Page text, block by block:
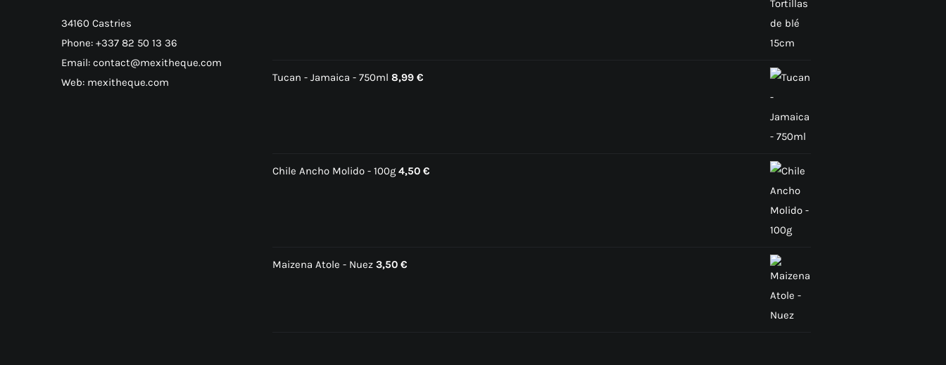
34160 Castries
Phone: +337 82 50 13 36
Email: contact@mexitheque.com
Web: mexitheque.com
Tucan - Jamaica - 750ml 8,99 €
Chile Ancho Molido - 100g 4,50 €
Maizena Atole - Nuez 3,50 €